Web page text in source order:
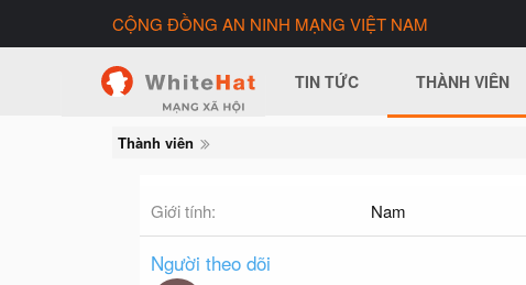
CỘNG ĐỒNG AN NINH MẠNG VIỆT NAM
TIN TỨC THÀNH VIÊN
Thành viên
Giới tính Nam
Người theo dõi